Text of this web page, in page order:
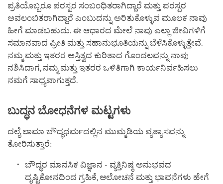
ಪ್ರತಿಯೊಬ್ಬರೂ ಪರಸ್ಪರ ಸಂಬಂಧಿತರಾಗಿದ್ದಾರೆ ಮತ್ತು ಪರಸ್ಪರ
ಅವಲಂಬಿತರಾಗಿದ್ದಾರೆ ಎಂಬುದನ್ನು ಅರಿತುಕೊಳ್ಳುವ ಮೂಲಕ ನಾವು
ಹೀಗೆ ಮಾಡಬಹುದು. ಈ ಆಧಾರದ ಮೇಲೆ ನಾವು ಎಲ್ಲಾ ಜೀವಿಗಳಿಗೆ
ಸಮಾನವಾದ ಪ್ರೀತಿ ಮತ್ತು ಸಹಾನುಭೂತಿಯನ್ನು ಬೆಳೆಸಿಕೊಳ್ಳುತ್ತೇವೆ.
ನಮ್ಮ ಮತ್ತು ಇತರರ ಅಸ್ತಿತ್ವದ ಕುರಿತಾದ ಗೊಂದಲವನ್ನು ನಾವು
ನಶಿಸಿದಾಗ, ನಮ್ಮ ಮತ್ತು ಇತರರ ಒಳಿತಿಗಾಗಿ ಕಾರ್ಯನಿರ್ವಹಿಸಲು
ನಮಗೆ ಸಾಧ್ಯವಾಗುತ್ತದೆ.
ಬುದ್ಧನ ಬೋಧನೆಗಳ ಮಟ್ಟಗಳು
ದಲೈ ಲಾಮಾ ಬೌದ್ಧಧರ್ಮದಲ್ಲಿನ ಮುಮ್ಮಡಿಯ ವ್ಯತ್ಯಾಸವನ್ನು
ತೋರಿಸುತ್ತಾರೆ:
ಬೌದ್ಧರ ಮಾನಸಿಕ ವಿಜ್ಞಾನ - ವ್ಯಕ್ತಿನಿಷ್ಠ ಅನುಭವದ
ದೃಷ್ಟಿಕೋನದಿಂದ ಗ್ರಹಿಕೆ, ಆಲೋಚನೆ ಮತ್ತು ಭಾವನೆಗಳು ಹೇಗೆ